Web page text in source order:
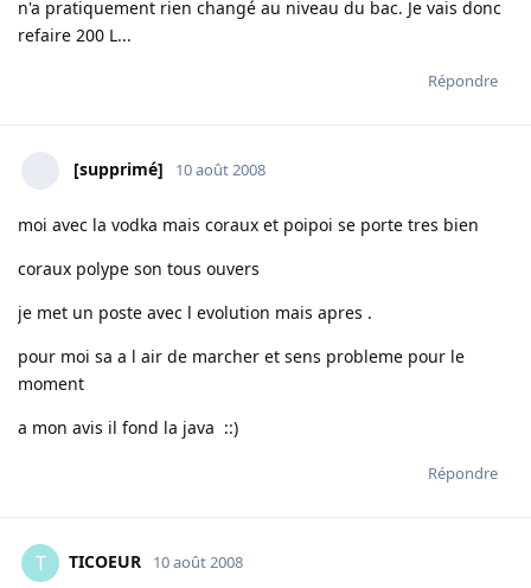
n'a pratiquement rien changé au niveau du bac. Je vais donc
refaire 200 L...
Répondre
[supprimé] 10 août 2008
moi avec la vodka mais coraux et poipoi se porte tres bien
coraux polype son tous ouvers
je met un poste avec l evolution mais apres .
pour moi sa a l air de marcher et sens probleme pour le
moment
a mon avis il fond la java ::)
Répondre
T TICOEUR 10 août 2008